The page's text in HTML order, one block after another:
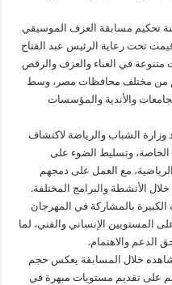
تحكيم مسابقة العزف الموسيقي
تحت رعاية الرئيس عبد الفتاح
في الغناء والعزف والرقص
من مختلف محافظات مصر، وسط
والأندية والمؤسسات
الشباب والرياضة لاكتشاف
وتسليط الضوء على
مع العمل على دمجهم
الأنشطة والبرامج المختلفة.
بالمشاركة في المهرجان
المستويين الإنساني والفني، لما
الدعم والاهتمام.
خلال المسابقة يعكس حجم
على تقديم مستويات مبهرة في